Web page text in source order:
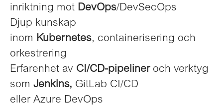
inriktning mot DevOps/DevSecOps
Djup kunskap
inom Kubernetes, containerisering och
orkestrering
Erfarenhet av CI/CD-pipelineroch verktyg
som Jenkins, GitLab CI/CD
eller Azure DevOps